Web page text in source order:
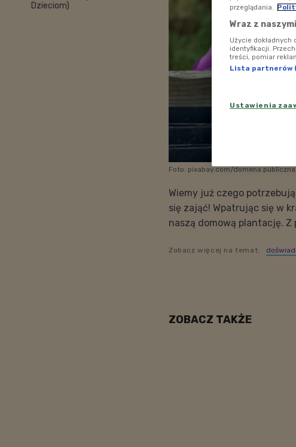
Dzieciom)
Foto: pixabay.com/domena publiczna
Wiemy już czego
się zająć! Wpatrując się w
naszą domową plantację. Z
Zobacz więcej na temat:
ZOBACZ TAKŻE
przeglądania.
Wraz z
Użycie
identyfikacji.
treści, pomiar
Lista partnerów
Ustawienia